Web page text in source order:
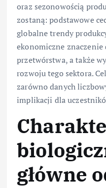
oraz sezonowością
zostaną: podstawowe
globalne trendy
ekonomiczne
przetwórstwa, a także
rozwoju tego sektora.
zarówno danych
implikacji dla
główne